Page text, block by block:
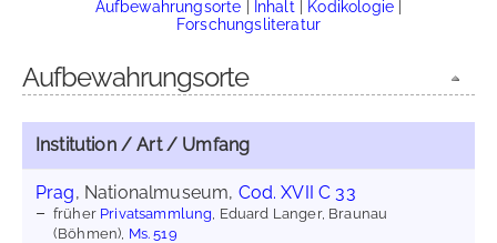
Aufbewahrungsorte | Inhalt | Kodikologie |
Forschungsliteratur
Aufbewahrungsorte
Institution / Art / Umfang
Prag, Nationalmuseum, Cod. XVII C 33
früher Privatsammlung , Eduard Langer, Braunau
(Böhmen), Ms. 519